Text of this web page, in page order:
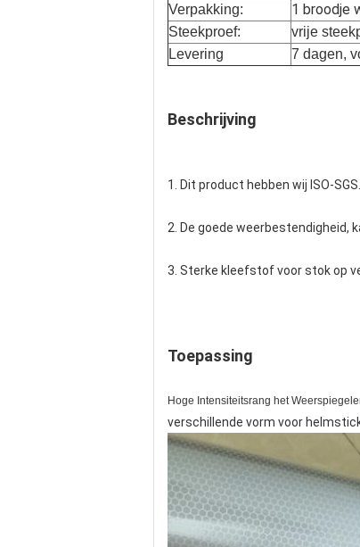
Verpakking: 1 broodje
Steekproef:
vrije
Levering
7 dagen,
Beschrijving
1. Dit product hebben wij ISO-SGS.
2. De goede weerbestendigheid,
3. Sterke kleefstof voor stok op
Toepassing
Hoge Intensiteitsrang het
verschillende vorm voor